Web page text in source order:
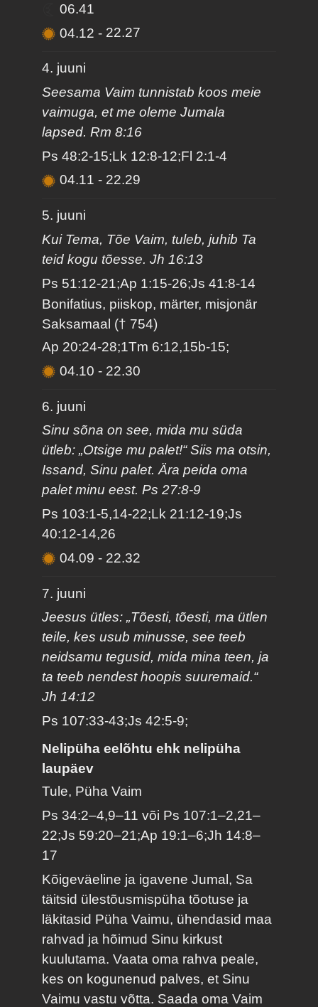
06.41
04.12- 22.27
4. juuni
Seesama Vaim tunnistab koos meie
vaimuga, et me oleme Jumala
lapsed. Rm 8:16
Ps 48:2-15;Lk 12:8-12;Fl 2:1-4
04.11- 22.29
5. juuni
Kui Tema, Tõe Vaim, tuleb, juhib Ta
teid kogu tõesse. Jh 16:13
Ps 51:12-21;Ap 1:15-26;Js 41:8-14
Bonifatius, piiskop, märter, misjonär
Saksamaal († 754)
Ap 20:24-28;1Tm 6:12,15b-15;
04.10- 22.30
6. juuni
Sinu sõna on see, mida mu süda
ütleb: „Otsige mu palet!“ Siis ma otsin,
Issand, Sinu palet. Ära peida oma
palet minu eest. Ps 27:8-9
Ps 103:1-5,14-22;Lk 21:12-19;Js
40:12-14,26
04.09- 22.32
7. juuni
Jeesus ütles: „Tõesti, tõesti, ma ütlen
teile, kes usub minusse, see teeb
neidsamu tegusid, mida mina teen, ja
ta teeb nendest hoopis suuremaid.“
Jh 14:12
Ps 107:33-43;Js 42:5-9;
Nelipüha eelõhtu ehk nelipüha
laupäev
Tule, Püha Vaim
Ps 34:2–4,9–11 või Ps 107:1–2,21–
22;Js 59:20–21;Ap 19:1–6;Jh 14:8–
17
Kõigeväeline ja igavene Jumal, Sa
täitsid ülestõusmispüha tõotuse ja
läkitasid Püha Vaimu, ühendasid maa
rahvad ja hõimud Sinu kirkust
kuulutama. Vaata oma rahva peale,
kes on kogunenud palves, et Sinu
Vaimu vastu võtta. Saada oma Vaim